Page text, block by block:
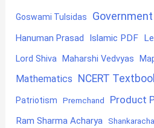
Goswami Tulsidas Government
Hanuman Prasad Islamic PDF
Lord Shiva Maharshi Vedvyas
Mathematics NCERT
Patriotism Premchand Product
Ram Sharma Acharya